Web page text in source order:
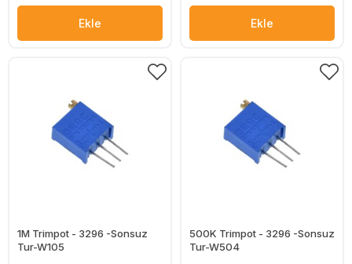
Ekle Ekle
1M Trimpot - 3296 -Sonsuz
Tur-W105
500K Trimpot - 3296 -Sonsuz
Tur-W504